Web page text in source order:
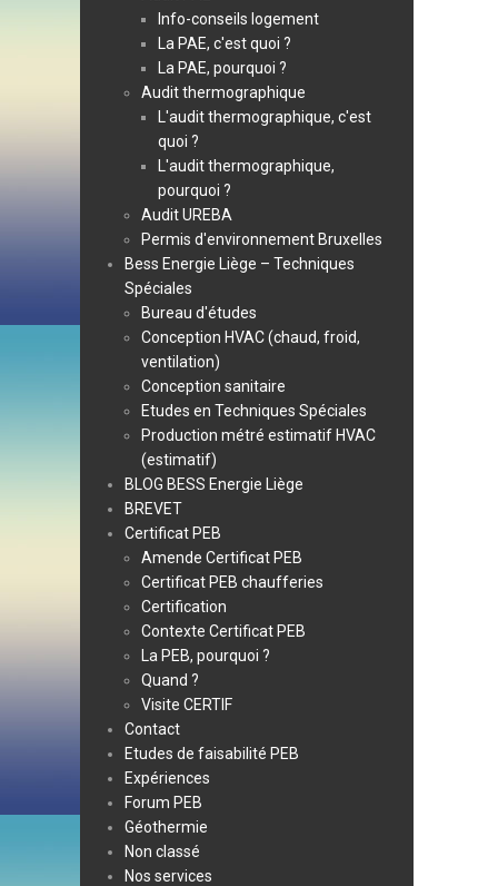
Info-conseils logement
La PAE, c'est quoi ?
La PAE, pourquoi ?
Audit thermographique
L'audit thermographique, c'est
quoi ?
L'audit thermographique,
pourquoi ?
Audit UREBA
Permis d'environnement Bruxelles
Bess Energie Liège – Techniques
Spéciales
Bureau d'études
Conception HVAC (chaud, froid,
ventilation)
Conception sanitaire
Etudes en Techniques Spéciales
Production métré estimatif HVAC
(estimatif)
BLOG BESS Energie Liège
BREVET
Certificat PEB
Amende Certificat PEB
Certificat PEB chaufferies
Certification
Contexte Certificat PEB
La PEB, pourquoi ?
Quand ?
Visite CERTIF
Contact
Etudes de faisabilité PEB
Expériences
Forum PEB
Géothermie
Non classé
Nos services